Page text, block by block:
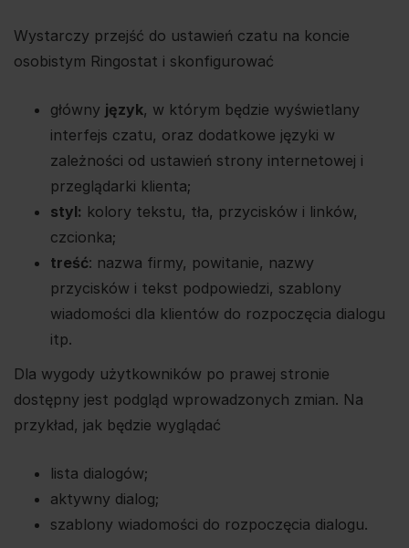
Wystarczy przejść do ustawień czatu na koncie
osobistym Ringostat i skonfigurować
główny język, w którym będzie wyświetlany
interfejs czatu, oraz dodatkowe języki w
zależności od ustawień strony internetowej i
przeglądarki klienta;
styl: kolory tekstu, tła, przycisków i linków,
czcionka;
treść: nazwa firmy, powitanie, nazwy
przycisków i tekst podpowiedzi, szablony
wiadomości dla klientów do rozpoczęcia dialogu
itp.
Dla wygody użytkowników po prawej stronie
dostępny jest podgląd wprowadzonych zmian. Na
przykład, jak będzie wyglądać
lista dialogów;
aktywny dialog;
szablony wiadomości do rozpoczęcia dialogu.